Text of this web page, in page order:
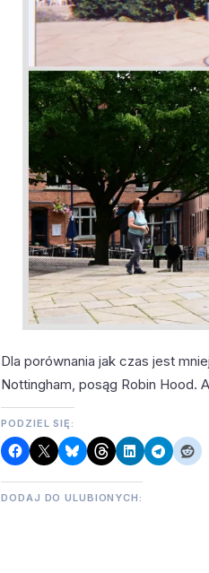
Dla porównania jak czas jest
Nottingham, posąg Robin Hood.
PODZIEL SIĘ:
DODAJ DO ULUBIONYCH: